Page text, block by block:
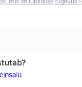
mis on lubaduse tugevus >